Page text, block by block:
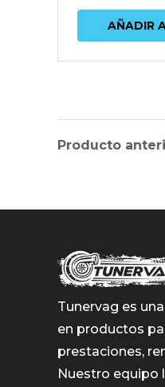
AÑADIR
Producto
Tunervag es
en productos
prestaciones,
Nuestro equipo